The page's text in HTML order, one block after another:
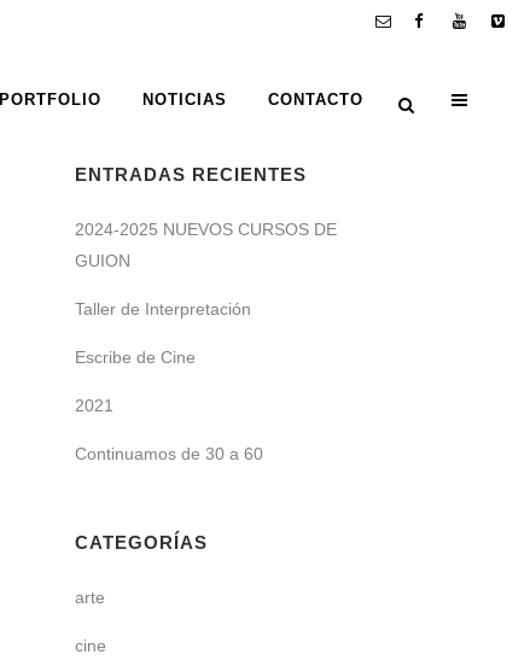
PORTFOLIO NOTICIAS CONTACTO
ENTRADAS RECIENTES
2024-2025 NUEVOS CURSOS DE
GUION
Taller de Interpretación
Escribe de Cine
2021
Continuamos de 30 a 60
CATEGORÍAS
arte
cine